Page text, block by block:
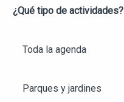
¿Qué tipo de actividades?
Toda la agenda
Parques y jardines
50 00
- FRANCIA